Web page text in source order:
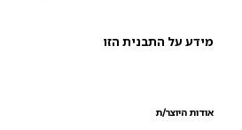
על התבנית הזו
היוצר/ת